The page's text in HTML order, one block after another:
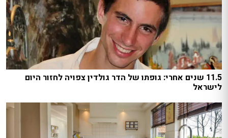
11.5 שנים אחרי: גופתו של הדר גולדין צפויה לחזור היום
לישראל